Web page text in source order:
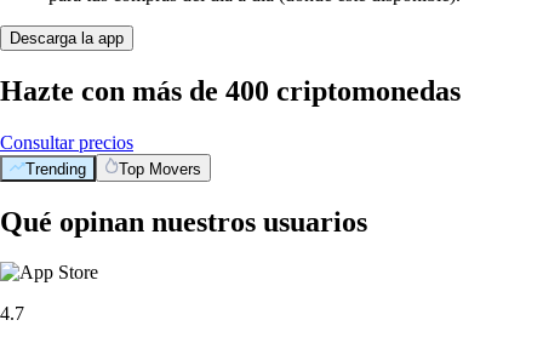
Descarga la app
Hazte con más de 400 criptomonedas
Consultar precios
Trending Top Movers
Qué opinan nuestros usuarios
4.7